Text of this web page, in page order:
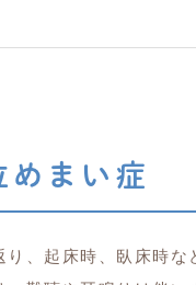
めまい症
、起床時、臥床時